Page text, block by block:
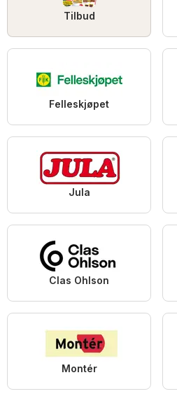
Tilbud
Felleskjøpet
Jula
Clas Ohlson
Montér